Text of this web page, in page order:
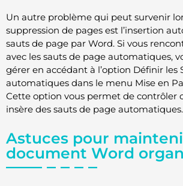
Un autre problème qui peut survenir
suppression de pages est l’insertion
sauts de page par Word. Si vous
avec les sauts de page automatiques,
gérer en accédant à l’option Définir les
automatiques dans le menu Mise en
Cette option vous permet de contrôler
insère des sauts de page automatiques.
Astuces pour
document Word